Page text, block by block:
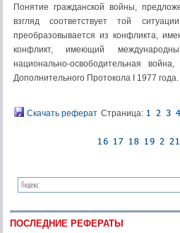
Понятие гражданской войны,
взгляд соответствует той
преобразовывается из конфликта,
конфликт, имеющий
национально-освободительная
Дополнительного Протокола I 1977 года.
Скачать реферат Страница:
ПОСЛЕДНИЕ РЕФЕРАТЫ